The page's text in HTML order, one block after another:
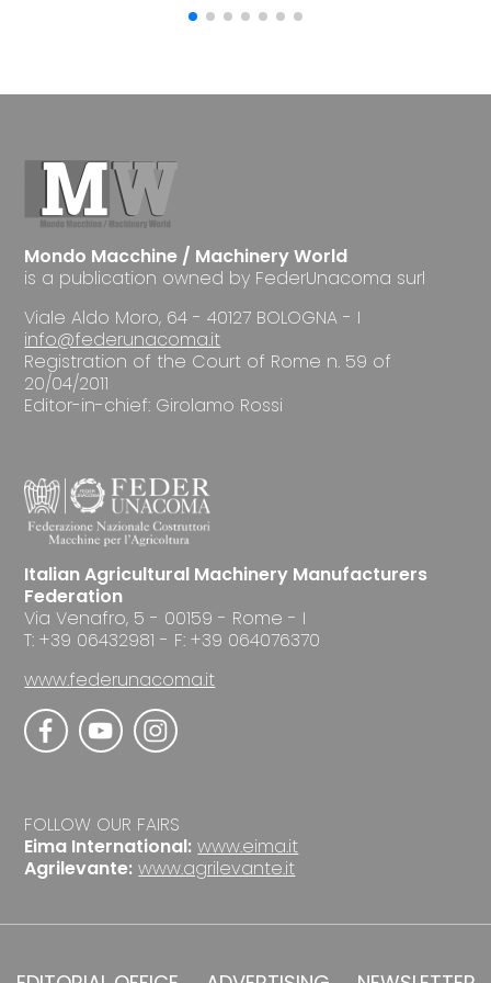
Mondo Macchine / Machinery World
is a publication owned by FederUnacoma surl
Viale Aldo Moro, 64 - 40127 BOLOGNA - I
info@federunacoma.it
Registration of the Court of Rome n. 59 of
20/04/2011
Editor-in-chief: Girolamo Rossi
Italian Agricultural Machinery Manufacturers
Federation
Via Venafro, 5 - 00159 - Rome - I
T: +39 06432981 - F: +39 064076370
www.federunacoma.it
FOLLOW OUR FAIRS
Eima International: www.eima.it
Agrilevante: www.agrilevante.it